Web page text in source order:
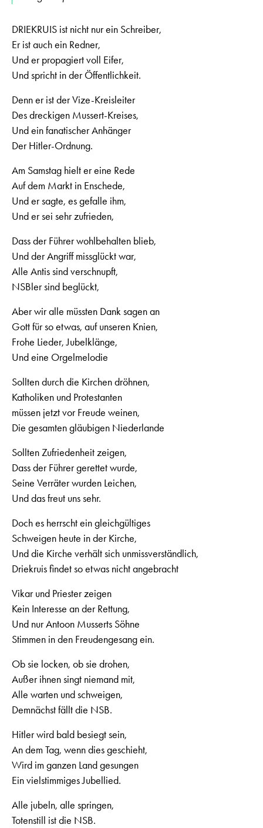
DRIEKRUIS ist nicht nur ein Schreiber,
Er ist auch ein Redner,
Und er propagiert voll Eifer,
Und spricht in der Öffentlichkeit.
Denn er ist der Vize-Kreisleiter
Des dreckigen Mussert-Kreises,
Und ein fanatischer Anhänger
Der Hitler-Ordnung.
Am Samstag hielt er eine Rede
Auf dem Markt in Enschede,
Und er sagte, es gefalle ihm,
Und er sei sehr zufrieden,
Dass der Führer wohlbehalten blieb,
Und der Angriff missglückt war,
Alle Antis sind verschnupft,
NSBler sind beglückt,
Aber wir alle müssten Dank sagen an
Gott für so etwas, auf unseren Knien,
Frohe Lieder, Jubelklänge,
Und eine Orgelmelodie
Sollten durch die Kirchen dröhnen,
Katholiken und Protestanten
müssen jetzt vor Freude weinen,
Die gesamten gläubigen Niederlande
Sollten Zufriedenheit zeigen,
Dass der Führer gerettet wurde,
Seine Verräter wurden Leichen,
Und das freut uns sehr.
Doch es herrscht ein gleichgültiges
Schweigen heute in der Kirche,
Und die Kirche verhält sich unmissverständlich,
Driekruis findet so etwas nicht angebracht
Vikar und Priester zeigen
Kein Interesse an der Rettung,
Und nur Antoon Musserts Söhne
Stimmen in den Freudengesang ein.
Ob sie locken, ob sie drohen,
Außer ihnen singt niemand mit,
Alle warten und schweigen,
Demnächst fällt die NSB.
Hitler wird bald besiegt sein,
An dem Tag, wenn dies geschieht,
Wird im ganzen Land gesungen
Ein vielstimmiges Jubellied.
Alle jubeln, alle springen,
Totenstill ist die NSB.